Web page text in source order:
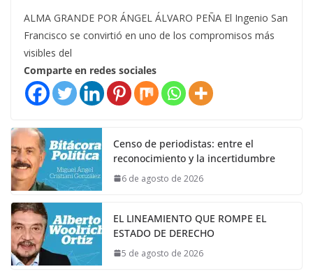
ALMA GRANDE POR ÁNGEL ÁLVARO PEÑA El Ingenio San
Francisco se convirtió en uno de los compromisos más
visibles del
Comparte en redes sociales
Censo de periodistas: entre el
reconocimiento y la incertidumbre
6 de agosto de 2026
EL LINEAMIENTO QUE ROMPE EL
ESTADO DE DERECHO
5 de agosto de 2026